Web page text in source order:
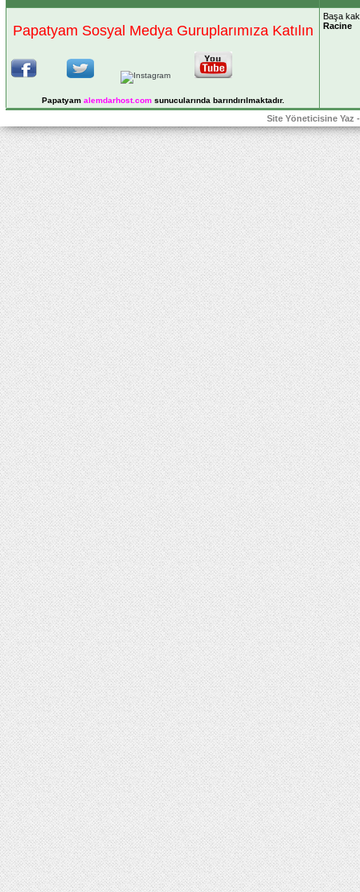
Papatyam Sosyal Medya Guruplarımıza Katılın
Papatyam alemdarhost.comsunucularında barındırılmaktadır.
Başa
Racine
Site Yöneticisine Yaz